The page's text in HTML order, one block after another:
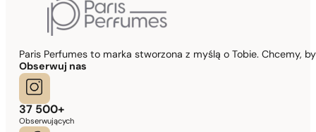
Paris Perfumes to marka stworzona z myślą o Tobie. Chcemy,
Obserwuj nas
37 500+
Obserwujących